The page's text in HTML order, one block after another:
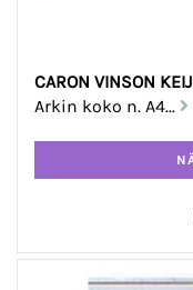
CARON VINSON
Arkin koko n. A4...